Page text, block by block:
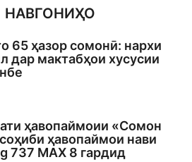
НАВГОНИҲО
65 ҳазор сомонӣ: нархи
дар мактабҳои хусусии
ҳавопаймоии «Сомон
ҳавопаймои нави
737 MAX 8 гардид